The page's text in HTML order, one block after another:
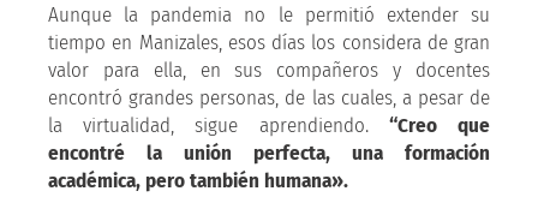
Aunque la pandemia no le permitió extender su
tiempo en Manizales, esos días los considera de gran
valor para ella, en sus compañeros y docentes
encontró grandes personas, de las cuales, a pesar de
la virtualidad, sigue aprendiendo. “Creo que
encontré la unión perfecta, una formación
académica, pero también humana».